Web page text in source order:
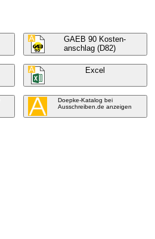
GAEB 90 Kosten-
anschlag (D82)
Excel
Doepke-Katalog bei
Ausschreiben.de anzeigen